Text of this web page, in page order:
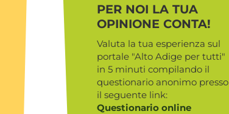
PER NOI LA TUA
OPINIONE CONTA!
Valuta la tua esperienza sul
portale "Alto Adige per tutti"
in 5 minuti compilando il
questionario anonimo presso
il seguente link:
Questionario online